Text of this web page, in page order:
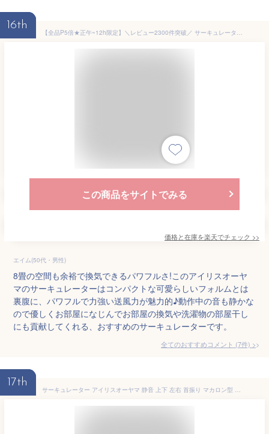
16th
【全品P5倍★正午~12h限定】＼レビュー2300件突破／ サーキュレーター アイリスオーヤマ 上下 パワフル送風 8畳 扇風機 風量3段階 コンパクト 軽量 簡単操作 空気循環 換気 衣類乾燥 部屋干し 室内干し 固定 マカロン型 梅雨対策 エアコン併用 WOOZOO PCF-MKM15N
この商品をサイトでみる
価格と在庫を楽天でチェック >>
エイム(50代・男性)
8畳の空間も余裕で換気できるパワフルさ!このアイリスオーヤ
マのサーキュレーターはコンパクトな可愛らしいフォルムとは
裏腹に、パワフルで力強い送風力が魅力的♪動作中の音も静かな
ので優しくお部屋になじんでお部屋の換気や洗濯物の部屋干し
にも貢献してくれる、おすすめのサーキュレーターです。
全てのおすすめコメント (7件) >
17th
サーキュレーター アイリスオーヤマ 静音 上下 左右 首振り マカロン型 扇風機 おしゃれ パワフル送風 8畳 風量3段階 軽量 コンパクト 空気循環 換気 衣類乾燥 部屋干し 梅雨対策 簡単お手入れ WOOZOO PCF-MKM15 *